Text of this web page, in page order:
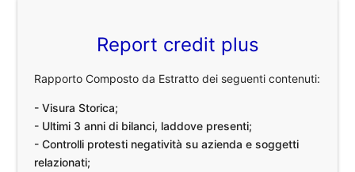
Report credit plus
Rapporto Composto da Estratto dei seguenti contenuti:
- Visura Storica;
- Ultimi 3 anni di bilanci, laddove presenti;
- Controlli protesti negatività su azienda e soggetti
relazionati;